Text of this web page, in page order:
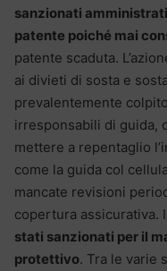
sanzionati
patente poiché mai
patente scaduta.
ai divieti di sosta e
prevalentemente
irresponsabili di guida,
mettere a repentaglio
come la guida col
mancate revisioni
copertura assicurativa.
stati sanzionati per il
protettivo. Tra le varie